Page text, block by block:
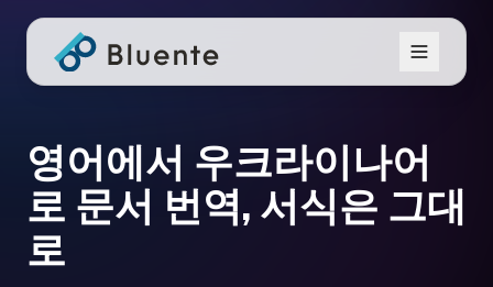
영어에서 우크라이나어
로 문서 번역, 서식은 그대
로